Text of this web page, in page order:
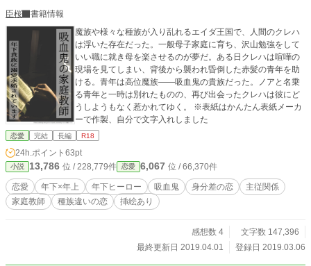
臣桜
書籍情報
魔族や様々な種族が入り乱れるエイダ王国で、人間のクレハ
は浮いた存在だった。一般母子家庭に育ち、沢山勉強をして
いい職に就き母を楽させるのが夢だ。ある日クレハは喧嘩の
現場を見てしまい、背後から襲われ昏倒した赤髪の青年を助
ける。青年は高位魔族――吸血鬼の貴族だった。ノアと名乗
る青年と一時は別れたものの、再び出会ったクレハは彼にど
うしようもなく惹かれてゆく。 ※表紙はかんたん表紙メーカ
ーで作製、自分で文字入れしました
恋愛 完結 長編 R18
24h.ポイント 63pt
小説 13,786 位 / 228,779件 恋愛 6,067 位 / 66,370件
恋愛 年下×年上 年下ヒーロー 吸血鬼 身分差の恋
主従関係
家庭教師
種族違いの恋 挿絵あり
感想数 4
文字数 147,396
最終更新日 2019.04.01
登録日 2019.03.06